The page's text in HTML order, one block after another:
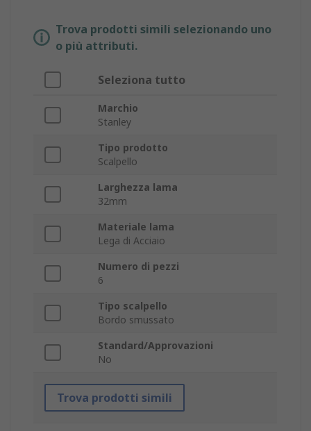
Trova prodotti simili selezionando uno
o più attributi.
Seleziona tutto
Marchio
Stanley
Tipo prodotto
Scalpello
Larghezza lama
32mm
Materiale lama
Lega di Acciaio
Numero di pezzi
6
Tipo scalpello
Bordo smussato
Standard/Approvazioni
No
Trova prodotti simili